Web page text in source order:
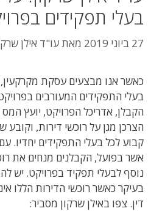
בעלי תפקידים
27 ביוני 2019 מאתעו"ד אילן
כאשר אנו מבצעים עסקת
בעלי התפקידים המעורבים
הקבלן, אדריכל הפרויקט, יועץ
הצרכן מגן על רוכשי דירות,
קבוע לכל בעלי התפקידים יחדיו.
אשר בפועל, הקבלנים מנחים את
נוסף לבעלי תפקיד בפרויקט. יש
בעיקר כאשר רוכשי הדירות הללו
דין. צפו באילן שרקון מסביר: